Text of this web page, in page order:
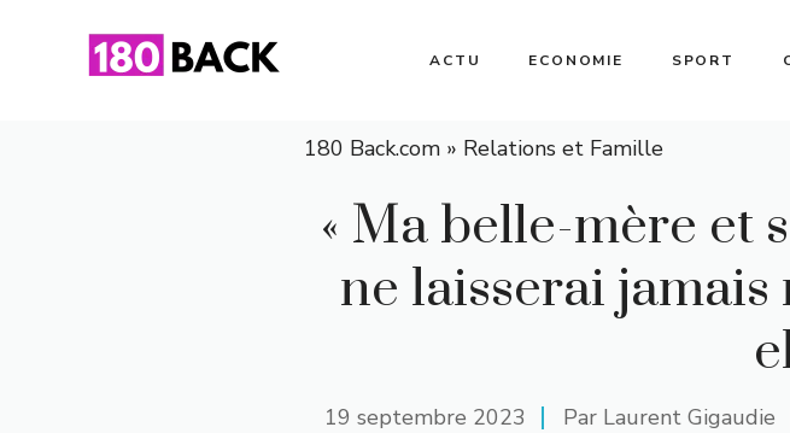
ACTU ECONOMIE SPORT
180 Back.com » Relations et Famille
« Ma belle-mère et
ne laisserai
19 septembre 2023 Par Laurent Gigaudie